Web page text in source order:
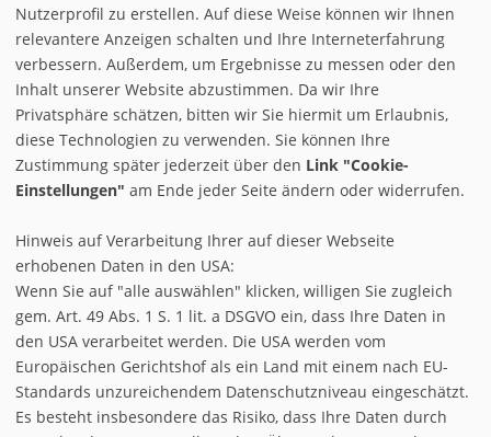
BestPrice
Kontakt
Buchungsinfos
Nutzerprofil zu erstellen. Auf diese Weise können wir Ihnen
relevantere Anzeigen schalten und Ihre Interneterfahrung
verbessern. Außerdem, um Ergebnisse zu messen oder den
Inhalt unserer Website abzustimmen. Da wir Ihre
Privatsphäre schätzen, bitten wir Sie hiermit um Erlaubnis,
diese Technologien zu verwenden. Sie können Ihre
Zustimmung später jederzeit über den Link "Cookie-
Einstellungen" am Ende jeder Seite ändern oder widerrufen.
Hinweis auf Verarbeitung Ihrer auf dieser Webseite
erhobenen Daten in den USA:
Wenn Sie auf "alle auswählen" klicken, willigen Sie zugleich
gem. Art. 49 Abs. 1 S. 1 lit. a DSGVO ein, dass Ihre Daten in
den USA verarbeitet werden. Die USA werden vom
Europäischen Gerichtshof als ein Land mit einem nach EU-
Standards unzureichendem Datenschutzniveau eingeschätzt.
Es besteht insbesondere das Risiko, dass Ihre Daten durch